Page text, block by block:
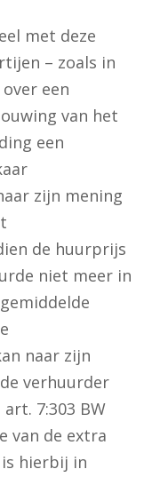
met deze
– zoals in
een
van het
een
zijn mening
de huurprijs
niet meer in
naar zijn
verhuurder
7:303 BW
van de extra
hierbij in